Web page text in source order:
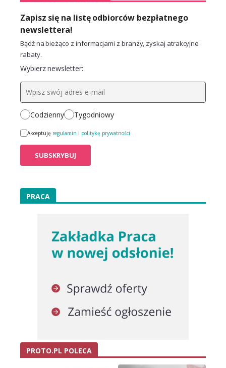
Zapisz się na listę odbiorców bezpłatnego
newslettera!
Bądź na bieżąco z informacjami z branży, zyskaj atrakcyjne
rabaty.
Wybierz newsletter:
Codzienny Tygodniowy
Akceptuję regulamin i politykę prywatności
PRACA
PROTO.PL POLECA